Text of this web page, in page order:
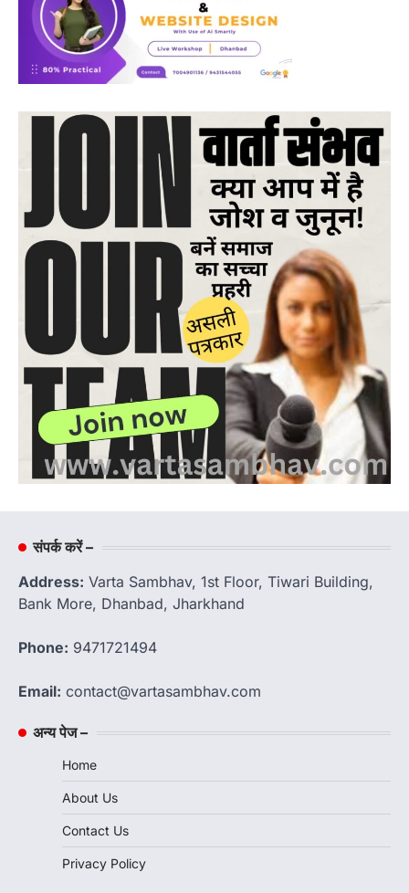
संपर्क करें –
Address: Varta Sambhav, 1st Floor, Tiwari Building,
Bank More, Dhanbad, Jharkhand
Phone: 9471721494
Email: contact@vartasambhav.com
अन्य पेज –
Home
About Us
Contact Us
Privacy Policy